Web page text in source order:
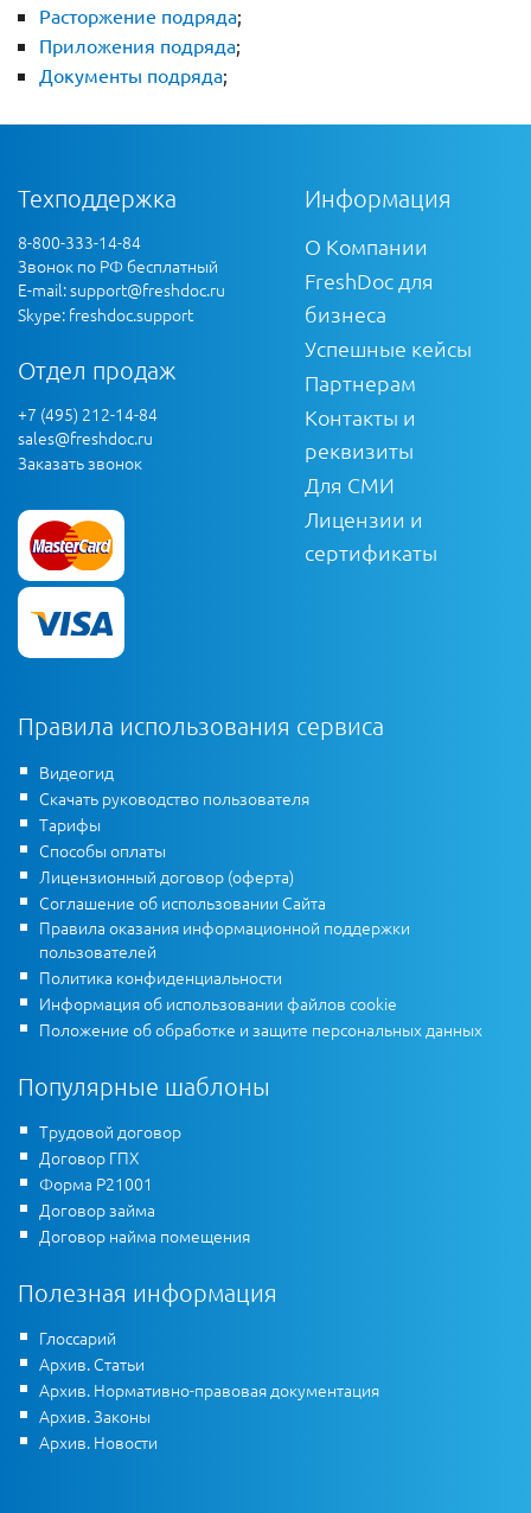
Расторжение подряда;
Приложения подряда;
Документы подряда;
Техподдержка
8-800-333-14-84
Звонок по РФ бесплатный
E-mail:support@freshdoc.ru
Skype: freshdoc.support
Отдел продаж
+7 (495) 212-14-84
sales@freshdoc.ru
Заказать звонок
Информация
О Компании
FreshDoc для
бизнеса
Успешные кейсы
Партнерам
Контакты и
реквизиты
Для СМИ
Лицензии и
сертификаты
Правила использования сервиса
Видеогид
Скачать руководство пользователя
Тарифы
Способы оплаты
Лицензионный договор (оферта)
Соглашение об использовании Сайта
Правила оказания информационной поддержки
пользователей
Политика конфиденциальности
Информация об использовании файлов cookie
Положение об обработке и защите персональных данных
Популярные шаблоны
Трудовой договор
Договор ГПХ
Форма Р21001
Договор займа
Договор найма помещения
Полезная информация
Глоссарий
Архив. Статьи
Архив. Нормативно-правовая документация
Архив. Законы
Архив. Новости